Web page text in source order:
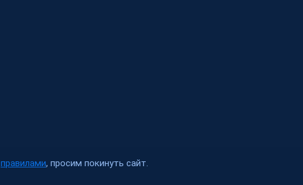
правилами, просим покинуть сайт.